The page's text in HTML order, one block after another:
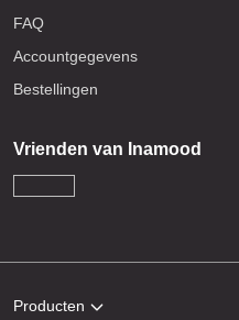
FAQ
Accountgegevens
Bestellingen
Vrienden van Inamood
Producten